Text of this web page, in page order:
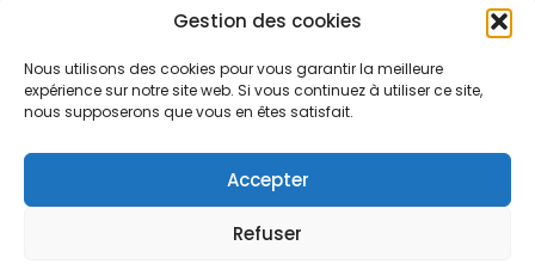
Gestion des cookies
Nous utilisons des cookies pour vous garantir la meilleure
expérience sur notre site web. Si vous continuez à utiliser ce site,
nous supposerons que vous en êtes satisfait.
Accepter
Refuser